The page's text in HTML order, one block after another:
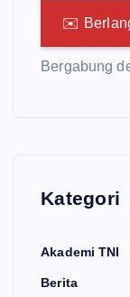
✉️
Bergabung
Kategori
Akademi TNI
Berita